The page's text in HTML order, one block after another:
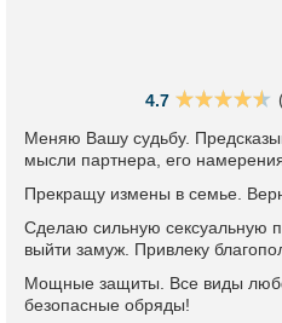
4.7
Меняю Вашу судьбу.
мысли партнера, его
Прекращу измены в семье.
Сделаю сильную сексуальную
выйти замуж. Привлеку
Мощные защиты. Все виды
безопасные обряды!